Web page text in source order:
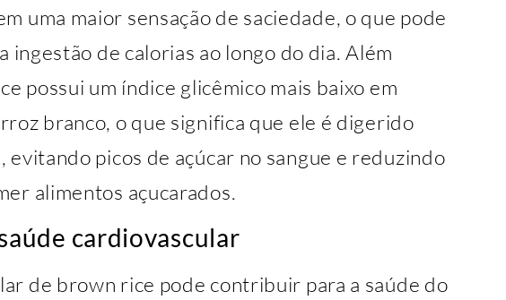
uma maior sensação de saciedade, o que pode
ingestão de calorias ao longo do dia. Além
possui um índice glicêmico mais baixo em
branco, o que significa que ele é digerido
evitando picos de açúcar no sangue e reduzindo
alimentos açucarados.
cardiovascular
de brown rice pode contribuir para a saúde do